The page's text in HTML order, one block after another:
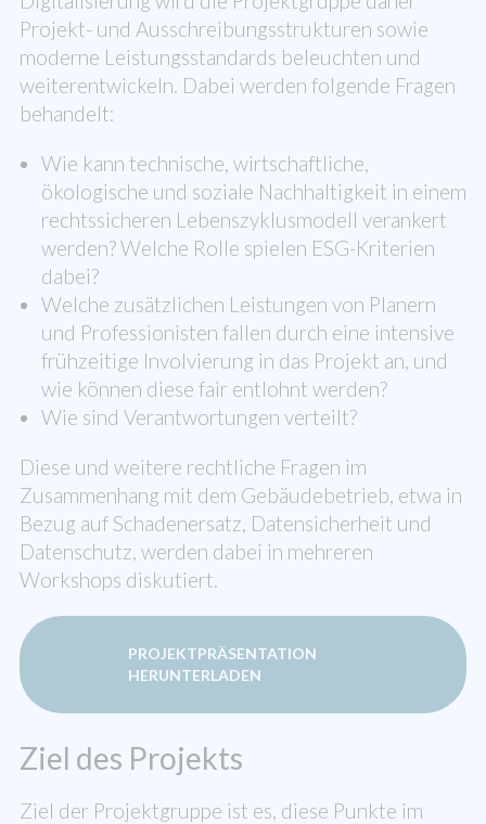
Projekt- und Ausschreibungsstrukturen sowie
moderne Leistungsstandards beleuchten und
weiterentwickeln. Dabei werden folgende Fragen
behandelt:
Wie kann technische, wirtschaftliche,
ökologische und soziale Nachhaltigkeit in einem
rechtssicheren Lebenszyklusmodell verankert
werden? Welche Rolle spielen ESG-Kriterien
dabei?
Welche zusätzlichen Leistungen von Planern
und Professionisten fallen durch eine intensive
frühzeitige Involvierung in das Projekt an, und
wie können diese fair entlohnt werden?
Wie sind Verantwortungen verteilt?
Diese und weitere rechtliche Fragen im
Zusammenhang mit dem Gebäudebetrieb, etwa in
Bezug auf Schadenersatz, Datensicherheit und
Datenschutz, werden dabei in mehreren
Workshops diskutiert.
PROJEKTPRÄSENTATION
HERUNTERLADEN
Ziel des Projekts
Ziel der Projektgruppe ist es, diese Punkte im